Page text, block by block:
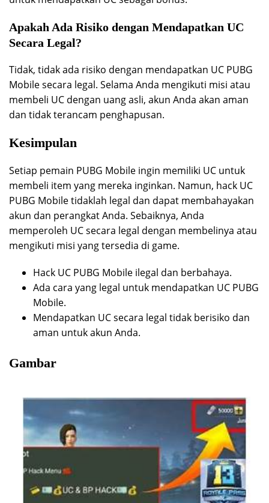
Apakah Ada Risiko dengan Mendapatkan UC
Secara Legal?
Tidak, tidak ada risiko dengan mendapatkan UC PUBG
Mobile secara legal. Selama Anda mengikuti misi atau
membeli UC dengan uang asli, akun Anda akan aman
dan tidak terancam penghapusan.
Kesimpulan
Setiap pemain PUBG Mobile ingin memiliki UC untuk
membeli item yang mereka inginkan. Namun, hack UC
PUBG Mobile tidaklah legal dan dapat membahayakan
akun dan perangkat Anda. Sebaiknya, Anda
memperoleh UC secara legal dengan membelinya atau
mengikuti misi yang tersedia di game.
Hack UC PUBG Mobile ilegal dan berbahaya.
Ada cara yang legal untuk mendapatkan UC PUBG
Mobile.
Mendapatkan UC secara legal tidak berisiko dan
aman untuk akun Anda.
Gambar